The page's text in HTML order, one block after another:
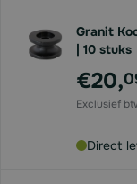
Granit
| 10 stuks
€20,
Direct